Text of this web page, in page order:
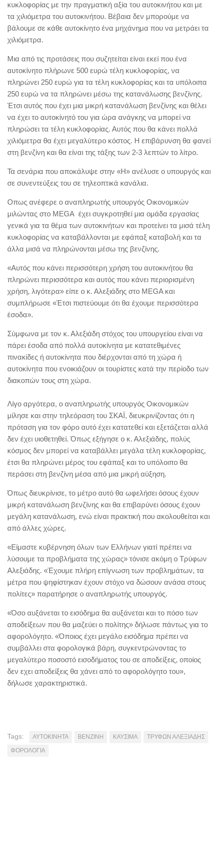
κυκλοφορίας με την πραγματική αξία του αυτοκινήτου και με
τα χιλιόμετρα του αυτοκινήτου. Βέβαια δεν μπορούμε να
βάλουμε σε κάθε αυτοκίνητο ένα μηχάνημα που να μετράει τα
χιλιόμετρα.
Μια από τις προτάσεις που συζητείται είναι εκεί που ένα
αυτοκίνητο πλήρωνε 500 ευρώ τέλη κυκλοφορίας, να
πληρώνει 250 ευρώ για τα τέλη κυκλοφορίας και τα υπόλοιπα
250 ευρώ να τα πληρώνει μέσω της κατανάλωσης βενζίνης.
Έτσι αυτός που έχει μια μικρή κατανάλωση βενζίνης και θέλει
να έχει το αυτοκίνητό του για ώρα ανάγκης να μπορεί να
πληρώσει τα τέλη κυκλοφορίας. Αυτός που θα κάνει πολλά
χιλιόμετρα θα έχει μεγαλύτερο κόστος. Η επιβάρυνση θα φανεί
στη βενζίνη και θα είναι της τάξης των 2-3 λεπτών το λίτρο.
Τα σενάρια που αποκάλυψε στην «Η» ανέλυσε ο υπουργός και
σε συνεντεύξεις του σε τηλεοπτικά κανάλια.
Οπως ανέφερε ο αναπληρωτής υπουργός Οικονομικών
μιλώντας στο MEGA έχει συγκροτηθεί μια ομάδα εργασίας
γενικά για τα θέμα των αυτοκινήτων και προτείνει τα μισά τέλη
κυκλοφορίας να καταβάλλονται με εφάπαξ καταβολή και τα
άλλα μισά να πληρώνονται μέσω της βενζίνης.
«Αυτός που κάνει περισσότερη χρήση του αυτοκινήτου θα
πληρώνει περισσότερα και αυτός που κάνει περιορισμένη
χρήση, λιγότερα» είπε ο κ. Αλεξιάδης στο MEGA και
συμπλήρωσε «Έτσι πιστεύουμε ότι θα έχουμε περισσότερα
έσοδα».
Σύμφωνα με τον κ. Αλεξιάδη στόχος του υπουργείου είναι να
πάρει έσοδα από πολλά αυτοκίνητα με κατατεθιμένες
πινακίδες ή αυτοκίνητα που διέρχονται από τη χώρα ή
αυτοκίνητα που ενοικιάζουν οι τουρίστες κατά την περίοδο των
διακοπών τους στη χώρα.
Λίγο αργότερα, ο αναπληρωτής υπουργός Οικονομικών
μίλησε και στην τηλεόραση του ΣΚΑΪ, διευκρινίζοντας ότι η
πρόταση για τον φόρο αυτό έχει κατατεθεί και εξετάζεται αλλά
δεν έχει υιοθετηθεί. Όπως εξήγησε ο κ. Αλεξιάδης, πολύς
κόσμος δεν μπορεί να καταβάλλει μεγάλα τέλη κυκλοφορίας,
έτσι θα πληρώνει μέρος του εφάπαξ και το υπόλοιπο θα
περάσει στη βενζίνη μέσα από μια μικρή αύξηση.
Όπως διευκρίνισε, το μέτρο αυτό θα ωφελήσει όσους έχουν
μικρή κατανάλωση βενζίνης και θα επιβαρύνει όσους έχουν
μεγάλη κατανάλωση, ενώ είναι πρακτική που ακολουθείται και
από άλλες χώρες.
«Είμαστε κυβέρνηση όλων των Ελλήνων γιατί πρέπει να
λύσουμε τα προβλήματα της χώρας» τόνισε ακόμη ο Τρύφων
Αλεξιάδης. «Έχουμε πλήρη επίγνωση των προβλημάτων, τα
μέτρα που ψηφίστηκαν έχουν στόχο να δώσουν ανάσα στους
πολίτες» παρατήρησε ο αναπληρωτής υπουργός.
«Όσο αυξάνεται το εισόδημα θα αυξάνεται και το πόσο των
αποδείξεων που θα μαζεύει ο πολίτης» δήλωσε πάντως για το
αφορολόγητο. «Όποιος έχει μεγάλο εισόδημα πρέπει να
συμβάλλει στα φορολογικά βάρη, συγκεντρώνοντας το
μεγαλύτερο ποσοστό εισοδήματος του σε αποδείξεις, οποίος
δεν εχει αποδείξεις θα χάνει από το αφορολόγητο του»,
δήλωσε χαρακτηριστικά.
Tags: ΑΥΤΟΚΙΝΗΤΑ ΒΕΝΖΙΝΗ ΚΑΥΣΙΜΑ
ΤΡΥΦΩΝ ΑΛΕΞΙΑΔΗΣ
ΦΟΡΟΛΟΓΙΑ